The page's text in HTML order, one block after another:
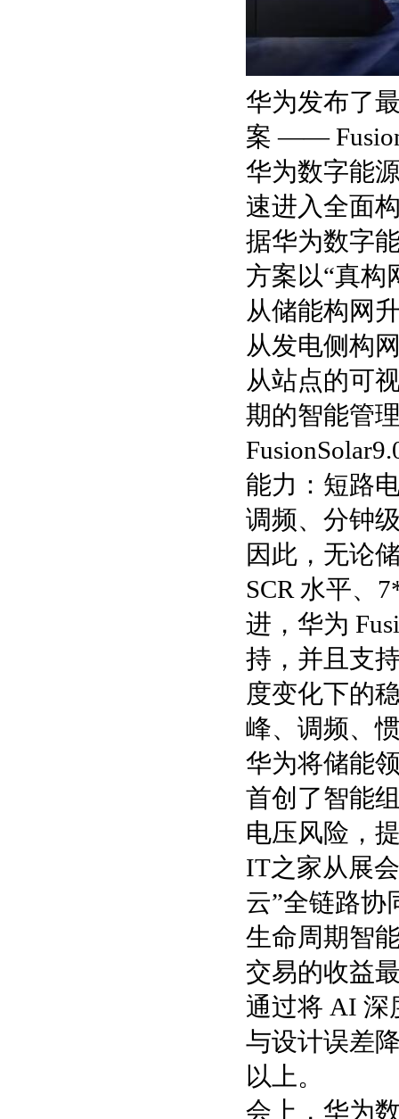
华为发布了
案 ——
华为数字能
速进入全面
据华为数字
方案以“真构
从储能构网
从发电侧构
从站点的可
期的智能管
能力：短路
调频、分钟
因此，无论
SCR 水平、
进，华为
持，并且支
度变化下的
峰、调频、
华为将储能
首创了智能
电压风险，
IT之家从展
云”全链路协
生命周期智
交易的收益
通过将 AI 深
与设计误差
以上。
会上，华为